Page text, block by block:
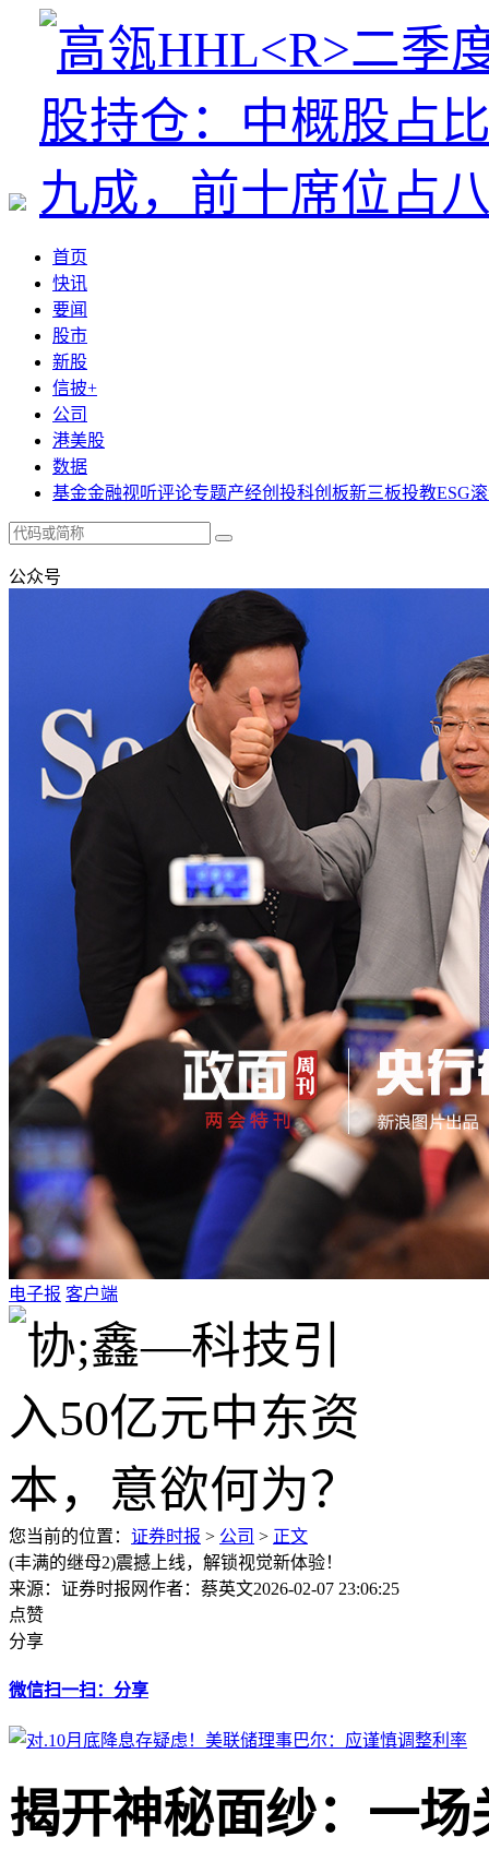
首页
快讯
要闻
股市
新股
信披+
公司
港美股
数据
基金金融视听评论专题产经创投科创板新三板投教ESG
公众号
电子报 客户端
您当前的位置： 证券时报 > 公司 > 正文
(丰满的继母2)震撼上线，解锁视觉新体验！
来源：证券时报网作者：蔡英文2026-02-07 23:06:25
点赞
分享
微信扫一扫：分享
揭开神秘面纱：一